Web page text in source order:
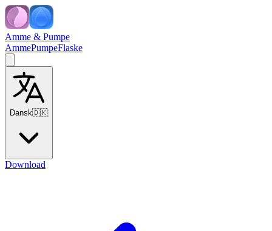
Amme & Pumpe
AmmePumpeFlaske
Dansk🇩🇰
Download